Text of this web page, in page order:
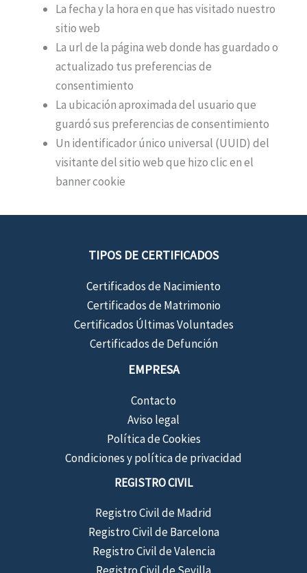
La fecha y la hora en que has visitado nuestro
sitio web
La url de la página web donde has guardado o
actualizado tus preferencias de
consentimiento
La ubicación aproximada del usuario que
guardó sus preferencias de consentimiento
Un identificador único universal (UUID) del
visitante del sitio web que hizo clic en el
banner cookie
TIPOS DE CERTIFICADOS
Certificados de Nacimiento
Certificados de Matrimonio
Certificados Últimas Voluntades
Certificados de Defunción
EMPRESA
Contacto
Aviso legal
Política de Cookies
Condiciones y política de privacidad
REGISTRO CIVIL
Registro Civil de Madrid
Registro Civil de Barcelona
Registro Civil de Valencia